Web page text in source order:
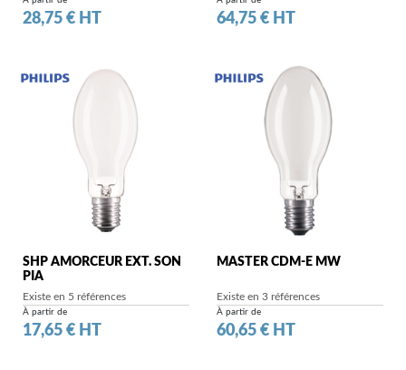
Prix
28,75 € HT Prix
64,75 € HT
SHP AMORCEUR EXT. SON
PIA
Existe en 5 références
À partir de
Prix
17,65 € HT
MASTER CDM-E MW
Existe en 3 références
À partir de
Prix
60,65 € HT